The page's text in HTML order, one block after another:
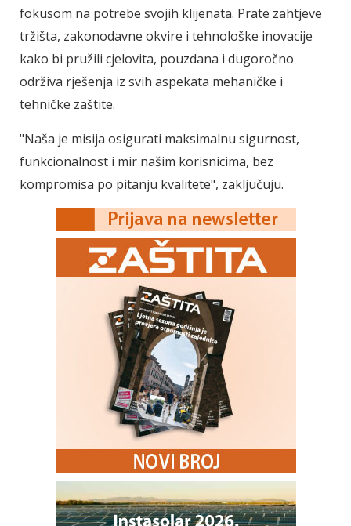
fokusom na potrebe svojih klijenata. Prate zahtjeve
tržišta, zakonodavne okvire i tehnološke inovacije
kako bi pružili cjelovita, pouzdana i dugoročno
održiva rješenja iz svih aspekata mehaničke i
tehničke zaštite.
"Naša je misija osigurati maksimalnu sigurnost,
funkcionalnost i mir našim korisnicima, bez
kompromisa po pitanju kvalitete", zaključuju.